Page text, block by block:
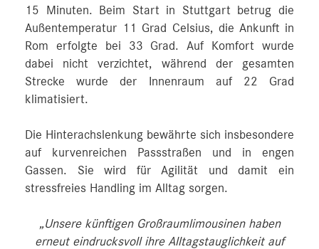
15 Minuten. Beim Start in Stuttgart betrug die
Außentemperatur 11 Grad Celsius, die Ankunft in
Rom erfolgte bei 33 Grad. Auf Komfort wurde
dabei nicht verzichtet, während der gesamten
Strecke wurde der Innenraum auf 22 Grad
klimatisiert.
Die Hinterachslenkung bewährte sich insbesondere
auf kurvenreichen Passstraßen und in engen
Gassen. Sie wird für Agilität und damit ein
stressfreies Handling im Alltag sorgen.
„Unsere künftigen Großraumlimousinen haben
erneut eindrucksvoll ihre Alltagstauglichkeit auf